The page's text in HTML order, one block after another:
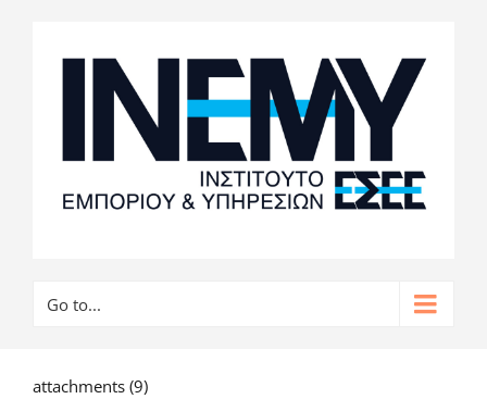
Go to...
attachments (9)